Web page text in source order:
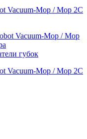
Vacuum-Mop / Mop 2C
губок
Vacuum-Mop / Mop 2C